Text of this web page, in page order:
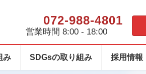
072-988-4801
営業時間 8:00 - 18:00
み SDGsの取り組み 採用情報